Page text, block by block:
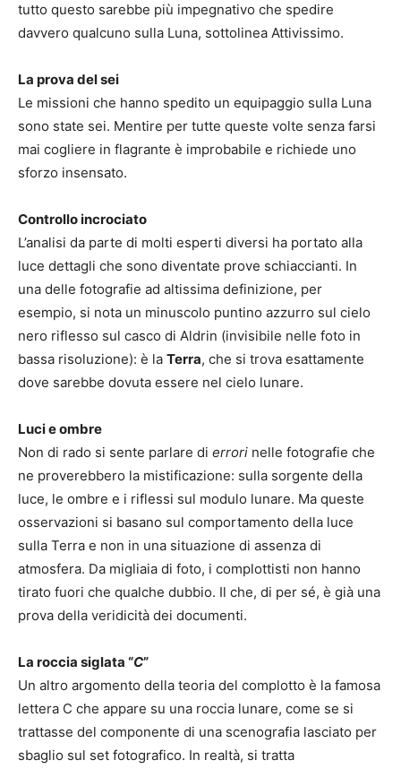
tutto questo sarebbe più impegnativo che spedire
davvero qualcuno sulla Luna, sottolinea Attivissimo.
La prova del sei
Le missioni che hanno spedito un equipaggio sulla Luna
sono state sei. Mentire per tutte queste volte senza farsi
mai cogliere in flagrante è improbabile e richiede uno
sforzo insensato.
Controllo incrociato
L’analisi da parte di molti esperti diversi ha portato alla
luce dettagli che sono diventate prove schiaccianti. In
una delle fotografie ad altissima definizione, per
esempio, si nota un minuscolo puntino azzurro sul cielo
nero riflesso sul casco di Aldrin (invisibile nelle foto in
bassa risoluzione): è la Terra, che si trova esattamente
dove sarebbe dovuta essere nel cielo lunare.
Luci e ombre
Non di rado si sente parlare di errori nelle fotografie che
ne proverebbero la mistificazione: sulla sorgente della
luce, le ombre e i riflessi sul modulo lunare. Ma queste
osservazioni si basano sul comportamento della luce
sulla Terra e non in una situazione di assenza di
atmosfera. Da migliaia di foto, i complottisti non hanno
tirato fuori che qualche dubbio. Il che, di per sé, è già una
prova della veridicità dei documenti.
La roccia siglata “C”
Un altro argomento della teoria del complotto è la famosa
lettera C che appare su una roccia lunare, come se si
trattasse del componente di una scenografia lasciato per
sbaglio sul set fotografico. In realtà, si tratta